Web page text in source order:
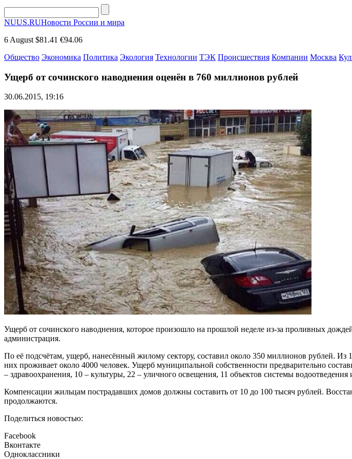
NUUS.RUНовости России и мира
6 August $81.41 €94.06
Общество Экономика Политика Экология Технологии ТЭК Происшествия Компании Москва
Ущерб от сочинского наводнения оценён в 760 миллионов рублей
30.06.2015, 19:16
Ущерб от сочинского наводнения, которое произошло на прошлой неделе из-за проливных
администрация.
По её подсчётам, ущерб, нанесённый жилому сектору, составил около 350 миллионов рублей.
них проживает около 4000 человек. Ущерб муниципальной собственности предварительно
– здравоохранения, 10 – культуры, 22 – уличного освещения, 11 объектов системы
Компенсации жильцам пострадавших домов должны составить от 10 до 100 тысяч рублей.
продолжаются.
Поделиться новостью:
Facebook
Вконтакте
Одноклассники